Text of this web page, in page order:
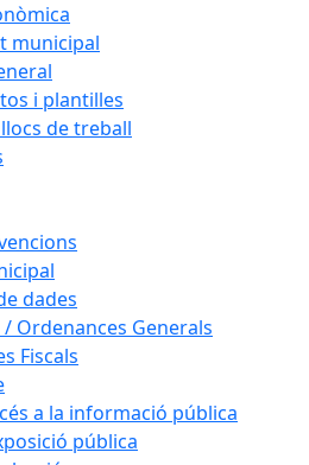
municipal
i plantilles
de treball
dades
Ordenances Generals
Fiscals
a la informació pública
pública